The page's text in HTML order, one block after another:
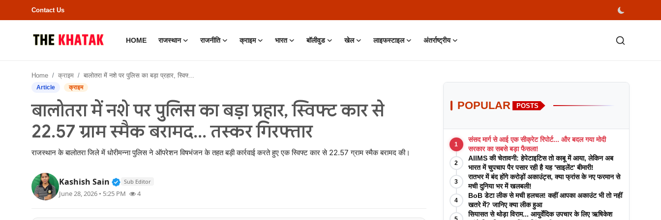
Contact Us
HOME राजस्थान राजनीति क्राइम भारत बॉलीवुड खेल लाइफस्टाइल अंतर्राष्ट्रीय
Contact Us
राजस्थान
राजनीति
Home क्राइम बालोतरा में नशे पर पुलिस का बड़ा प्रहार, स्विफ्ट कार से 22.57 ग्राम स्मैक बरामद... तस्कर गिरफ्तार
Article क्राइम
बालोतरा में नशे पर पुलिस का बड़ा प्रहार, स्विफ्ट कार से
22.57 ग्राम स्मैक बरामद... तस्कर गिरफ्तार
राजस्थान के बालोतरा जिले में धोरीमन्ना पुलिस ने ऑपरेशन विषभंजन के तहत बड़ी कार्रवाई करते हुए एक स्विफ्ट कार से 22.57 ग्राम स्मैक बरामद की।
Kashish Sain Verified Public Figure • 11 Jun, 2026
Sub Editor
June 28, 2026 • 5:25 PM 4
POPULAR POSTS
1
संसद मार्ग से आई एक सीक्रेट रिपोर्ट... और बदल गया मोदी
सरकार का सबसे बड़ा फैसला!
2
AIIMS की चेतावनी: हेपेटाइटिस तो काबू में आया, लेकिन अब
भारत में चुपचाप पैर पसार रही है यह 'साइलेंट' बीमारी!
3
रातभर में बंद होंगे करोड़ों अकाउंट्स, क्या फ्रांस के नए फरमान से
मची दुनिया भर में खलबली!
4
BoB डेटा लीक से मची हलचल! कहीं आपका अकाउंट भी तो नहीं
खतरे में? जानिए क्या लीक हुआ
सियासत से थोड़ा विराम... आयुर्वेदिक उपचार के लिए ऋषिकेश